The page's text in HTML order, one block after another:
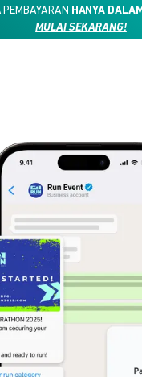
PEMBAYARAN HANYA
MULAI SEKARANG!